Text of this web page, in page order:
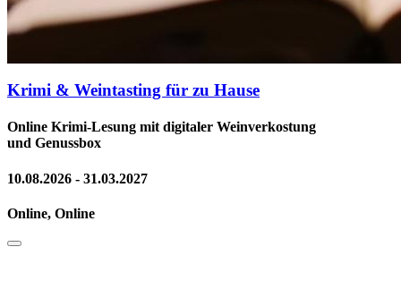
Krimi & Weintasting für zu Hause
Online Krimi-Lesung mit digitaler Weinverkostung
und Genussbox
10.08.2026 - 31.03.2027
Online, Online